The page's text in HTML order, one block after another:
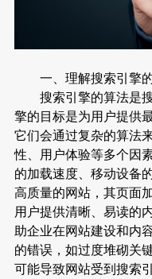
一、理解搜索引擎
搜索引擎的算法是搜
擎的目标是为用户提供
它们会通过复杂的算法
性、用户体验等多个因
的加载速度、移动设备
高质量的网站，其页面
用户提供清晰、易读的
助企业在网站建设和内
的错误，如过度堆砌关
可能导致网站受到搜索